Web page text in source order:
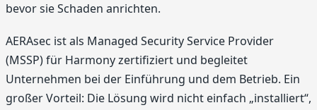
bevor sie Schaden anrichten.
AERAsec ist als Managed Security Service Provider
(MSSP) für Harmony zertifiziert und begleitet
Unternehmen bei der Einführung und dem Betrieb. Ein
großer Vorteil: Die Lösung wird nicht einfach „installiert“,